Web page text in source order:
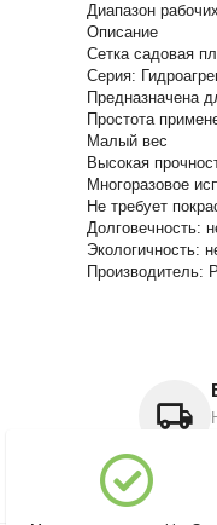
Диапазон
Описание
Сетка садовая
Серия:
Предназначена
Простота
Малый вес
Высокая
Многоразовое
Не требует
Долговечность:
Экологичность:
Производитель: